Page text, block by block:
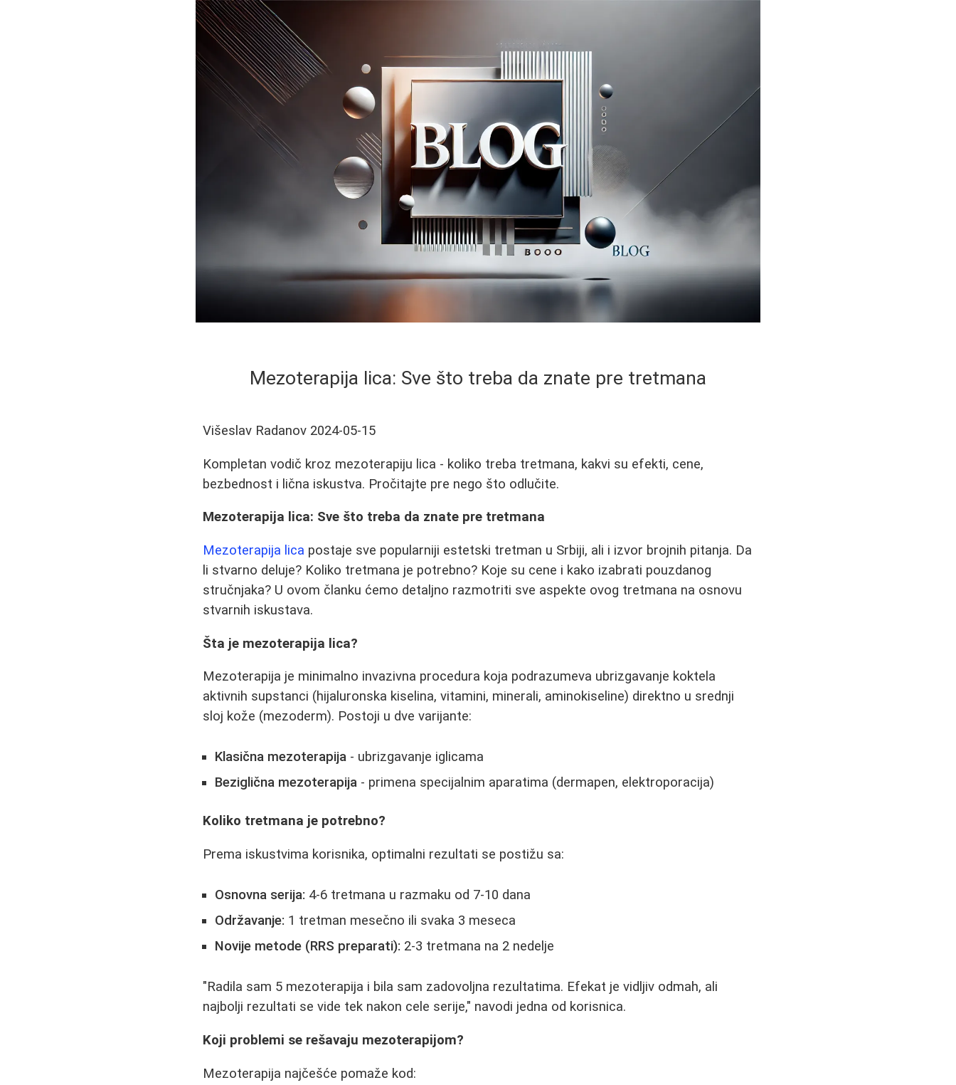
Mezoterapija lica: Sve što treba da znate pre tretmana
Višeslav Radanov 2024-05-15
Kompletan vodič kroz mezoterapiju lica - koliko treba tretmana, kakvi su efekti, cene,
bezbednost i lična iskustva. Pročitajte pre nego što odlučite.
Mezoterapija lica: Sve što treba da znate pre tretmana
Mezoterapija lica postaje sve popularniji estetski tretman u Srbiji, ali i izvor brojnih pitanja. Da
li stvarno deluje? Koliko tretmana je potrebno? Koje su cene i kako izabrati pouzdanog
stručnjaka? U ovom članku ćemo detaljno razmotriti sve aspekte ovog tretmana na osnovu
stvarnih iskustava.
Šta je mezoterapija lica?
Mezoterapija je minimalno invazivna procedura koja podrazumeva ubrizgavanje koktela
aktivnih supstanci (hijaluronska kiselina, vitamini, minerali, aminokiseline) direktno u srednji
sloj kože (mezoderm). Postoji u dve varijante:
Klasična mezoterapija - ubrizgavanje iglicama
Beziglična mezoterapija - primena specijalnim aparatima (dermapen, elektroporacija)
Koliko tretmana je potrebno?
Prema iskustvima korisnika, optimalni rezultati se postižu sa:
Osnovna serija: 4-6 tretmana u razmaku od 7-10 dana
Održavanje: 1 tretman mesečno ili svaka 3 meseca
Novije metode (RRS preparati): 2-3 tretmana na 2 nedelje
"Radila sam 5 mezoterapija i bila sam zadovoljna rezultatima. Efekat je vidljiv odmah, ali
najbolji rezultati se vide tek nakon cele serije," navodi jedna od korisnica.
Koji problemi se rešavaju mezoterapijom?
Mezoterapija najčešće pomaže kod: